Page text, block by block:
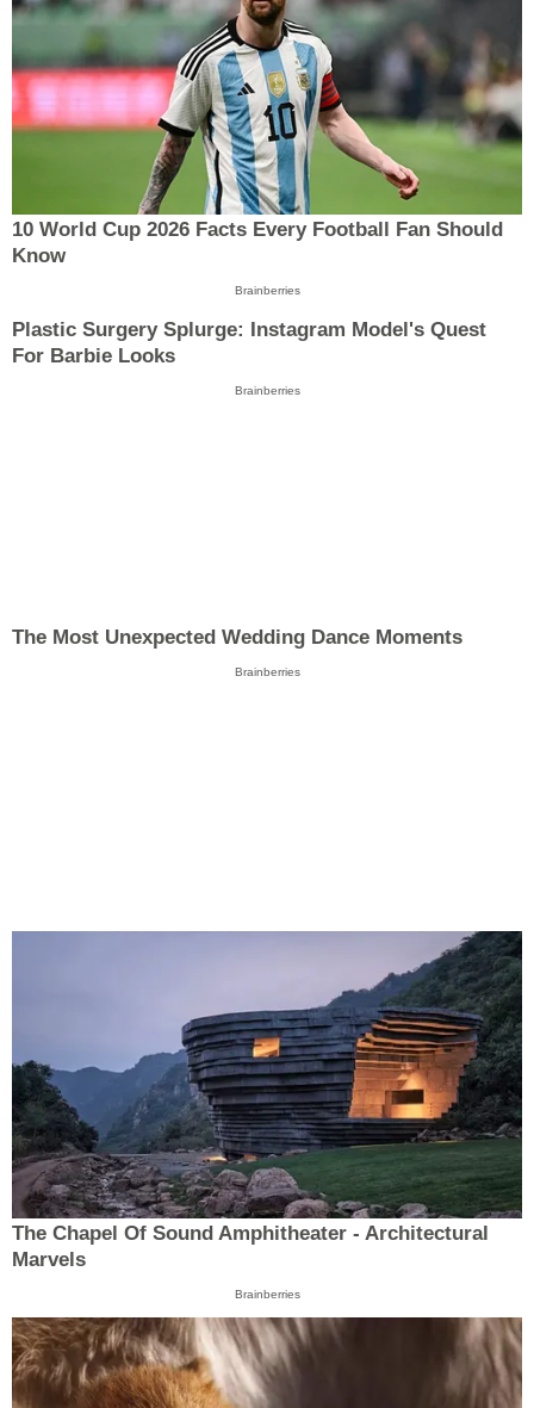
10 World Cup 2026 Facts Every Football Fan Should
Know
Brainberries
Plastic Surgery Splurge: Instagram Model's Quest
For Barbie Looks
Brainberries
The Most Unexpected Wedding Dance Moments
Brainberries
The Chapel Of Sound Amphitheater - Architectural
Marvels
Brainberries